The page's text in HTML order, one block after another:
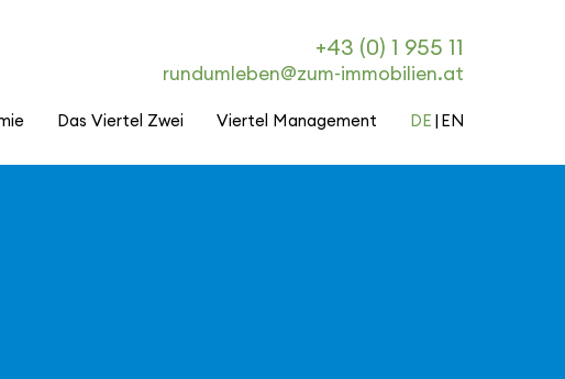
Das Viertel Zwei Viertel Management DE EN
+43 (0) 1 955 11
rundumleben@zum-immobilien.at